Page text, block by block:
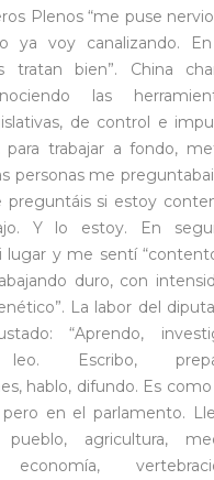
Plenos “me puse
ya voy canalizando.
tratan bien”. China
las
de control e
para trabajar a fondo,
personas me
preguntáis si estoy
Y lo estoy. En
lugar y me sentí
duro, con
La labor del
“Aprendo,
leo. Escribo,
hablo, difundo. Es como
pero en el parlamento.
agricultura,
economía,